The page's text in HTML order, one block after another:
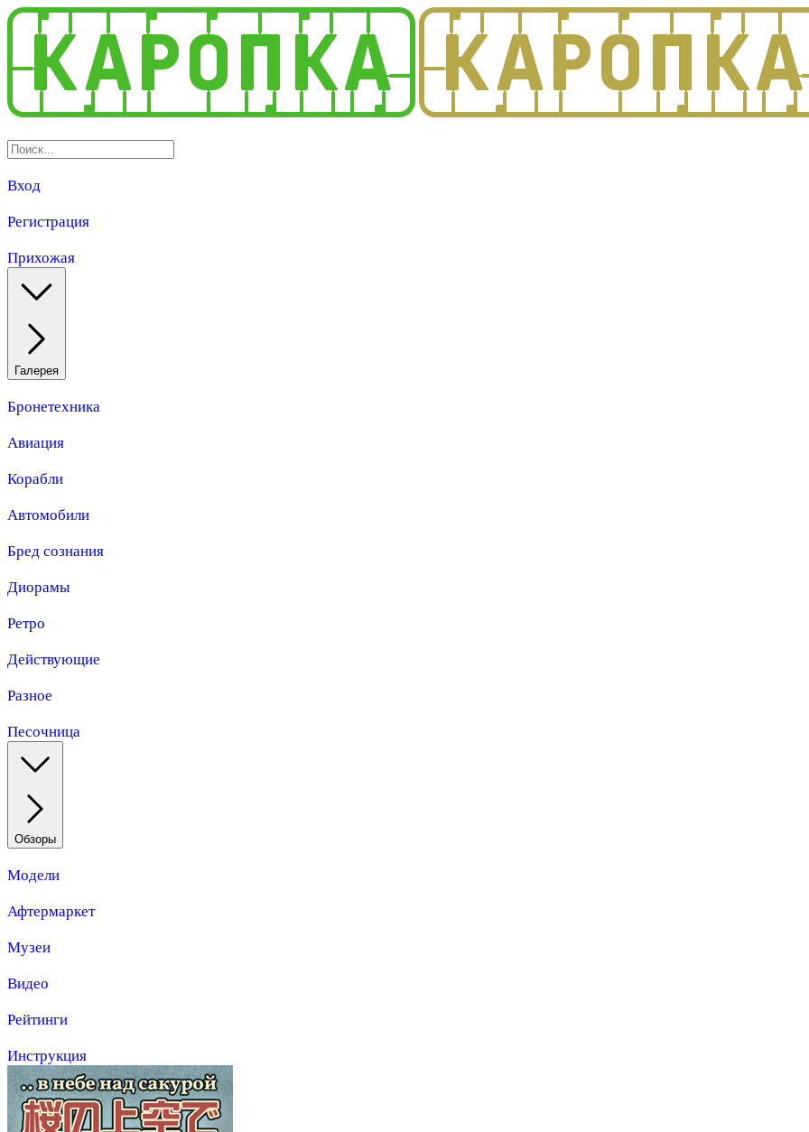
Вход
Регистрация
Прихожая
Галерея
Бронетехника
Авиация
Корабли
Автомобили
Бред сознания
Диорамы
Ретро
Действующие
Разное
Песочница
Обзоры
Модели
Афтермаркет
Музеи
Видео
Рейтинги
Инструкция